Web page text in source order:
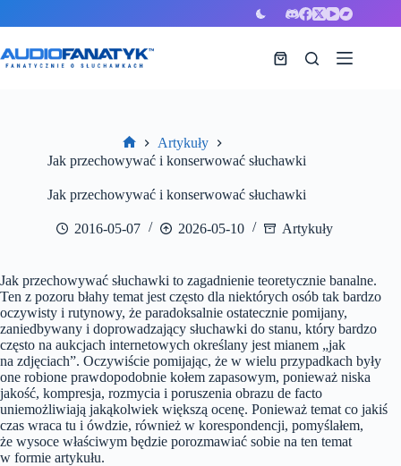
Koszyk
Strona
Artykuły
Jak przechowywać i konserwować słuchawki
Jak przechowywać i konserwować słuchawki
2016-05-07 2026-05-10 Artykuły
Jak przechowywać słuchawki to zagadnienie teoretycznie banalne.
Ten z pozoru błahy temat jest często dla niektórych osób tak bardzo
oczywisty i rutynowy, że paradoksalnie ostatecznie pomijany,
zaniedbywany i doprowadzający słuchawki do stanu, który bardzo
często na aukcjach internetowych określany jest mianem „jak
na zdjęciach”. Oczywiście pomijając, że w wielu przypadkach były
one robione prawdopodobnie kołem zapasowym, ponieważ niska
jakość, kompresja, rozmycia i poruszenia obrazu de facto
uniemożliwiają jakąkolwiek większą ocenę. Ponieważ temat co jakiś
czas wraca tu i ówdzie, również w korespondencji, pomyślałem,
że wysoce właściwym będzie porozmawiać sobie na ten temat
w formie artykułu.